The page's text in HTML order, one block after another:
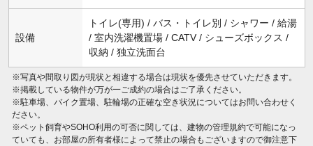
設備
トイレ(専用) / バス・トイレ別 / シャワー / 給湯
/ 室内洗濯機置場 / CATV / シューズボックス /
収納 / 独立洗面台
※写真や間取り図が現状と相違する場合は現状を優先させていただきます。
※掲載している物件が万が一ご成約の場合はご了承ください。
※駐車場、バイク置場、駐輪場の正確な空き状況についてはお問い合わせく
ださい。
※ペット飼育やSOHO利用の可否に関しては、建物の管理規約で可能になっ
ていても、お部屋の所有者様によって禁止の場合もございますので御注意下